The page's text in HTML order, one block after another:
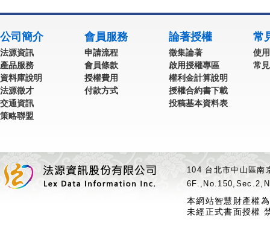
公司簡介
法源資訊
產品服務
資料庫說明
法源徵才
交通資訊
策略聯盟
會員服務
申請流程
會員條款
授權費用
付款方式
論著授權
徵集論著
啟用授權專區
權利金計算說明
授權合約書下載
投稿基本資料表
常
使
常
104 台北市中山區
本網站智慧財產權
未經正式書面授權